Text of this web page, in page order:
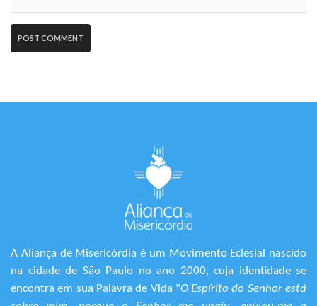
A Aliança de Misericórdia é um Movimento Eclesial nascido
na cidade de São Paulo no ano 2000, cuja identidade se
encontra em sua Palavra de Vida "O Espírito do Senhor está